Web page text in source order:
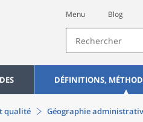
Menu Blog
DÉFINITIONS,
qualité Géographie